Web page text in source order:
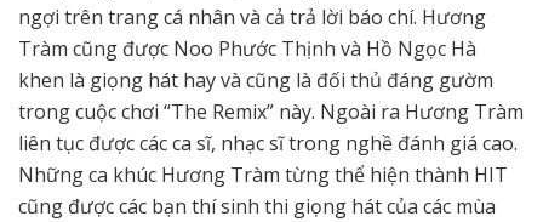
ngợi trên trang cá nhân và cả trả lời báo chí. Hương
Tràm cũng được Noo Phước Thịnh và Hồ Ngọc Hà
khen là giọng hát hay và cũng là đối thủ đáng gườm
trong cuộc chơi “The Remix” này. Ngoài ra Hương Tràm
liên tục được các ca sĩ, nhạc sĩ trong nghề đánh giá cao.
Những ca khúc Hương Tràm từng thể hiện thành HIT
cũng được các bạn thí sinh thi giọng hát của các mùa